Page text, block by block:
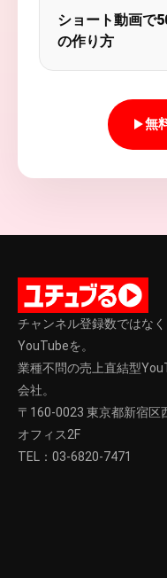
ショート動画で
の作り方
無
チャンネル登録数ではな
YouTubeを。
業種不問の売上直結型
会社。
〒160-0023 東京都新宿区
オフィス2F
TEL： 03-6820-7471